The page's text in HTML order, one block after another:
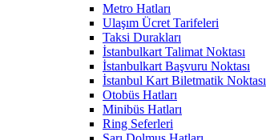
Metro Hatları
Ulaşım Ücret Tarifeleri
Taksi Durakları
İstanbulkart Talimat Noktası
İstanbulkart Başvuru Noktası
İstanbul Kart Biletmatik Noktası
Otobüs Hatları
Minibüs Hatları
Ring Seferleri